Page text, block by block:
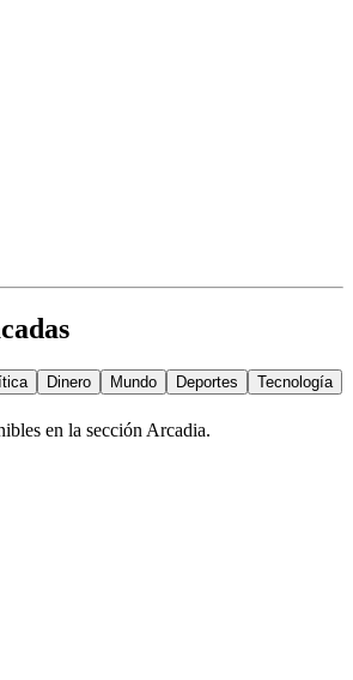
Dinero Mundo Deportes
Tecnología
en la sección Arcadia.